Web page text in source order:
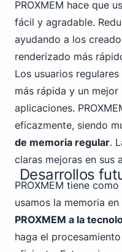
PROXMEM hace que
fácil y agradable.
ayudando a los
renderizado más
Los usuarios
más rápida y un
aplicaciones.
eficazmente, siendo
de memoria regular.
claras mejoras en sus
Desarrollos
PROXMEM tiene
usamos la memoria
PROXMEM a la
haga el